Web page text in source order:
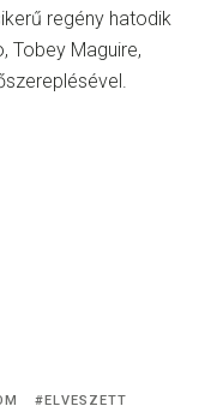
regény hatodik
Tobey Maguire,
ELVESZETT